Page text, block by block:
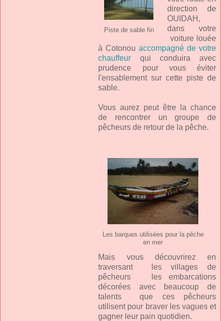
Piste de sable fin
direction de
OUIDAH,
dans votre
voiture louée
à Cotonouaccompagné de votre
chauffeur qui conduira avec
prudence pour vous éviter
l'ensablement sur cette piste de
sable.
Vous aurez peut être la chance
de rencontrer un groupe de
pêcheurs de retour de la pêche.
Les barques utilisées pour la pêche
en mer
Mais vous découvrirez en
traversant les villages de
pêcheurs les embarcations
décorées avec beaucoup de
talents que ces pêcheurs
utilisent pour braver les vagues et
gagner leur pain quotidien.